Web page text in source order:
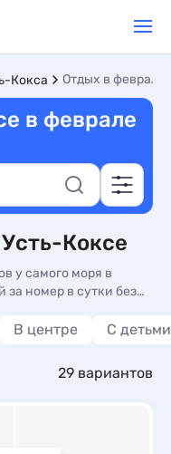
Кокса Отдых в феврале
в феврале
Коксе
у самого моря в
за номер в сутки без
В центре С детьми
29 вариантов